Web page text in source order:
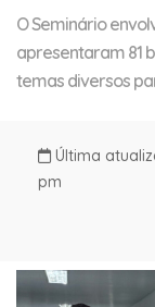
O Seminário
apresentaram 81
temas diversos
Última
pm